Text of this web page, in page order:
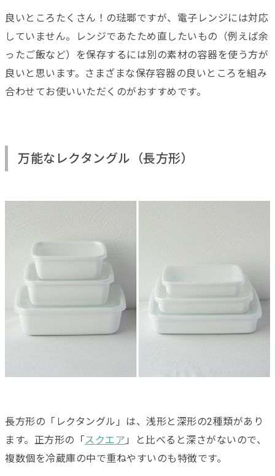
良いところたくさん！の琺瑯ですが、電子レンジには対応
していません。レンジであたため直したいもの（例えば余
ったご飯など）を保存するには別の素材の容器を使う方が
良いと思います。さまざまな保存容器の良いところを組み
合わせてお使いいただくのがおすすめです。
万能なレクタングル（長方形）
長方形の「レクタングル」は、浅形と深形の2種類があり
ます。正方形の「スクエア 」と比べると深さがないので、
複数個を冷蔵庫の中で重ねやすいのも特徴です。